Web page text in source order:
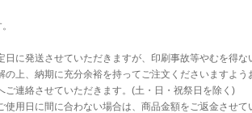
に発送させていただきますが、印刷事故等やむを得な
上、納期に充分余裕を持ってご注文くださいますよう
連絡させていただきます。(土・日・祝祭日を除く)
用日に間に合わない場合は、商品金額をご返金させて